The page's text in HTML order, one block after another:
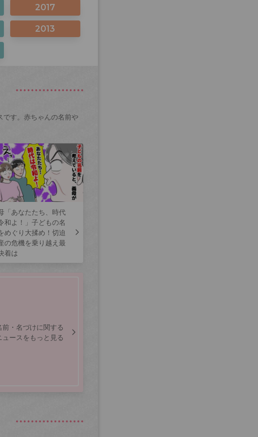
2017
2013
です。赤ちゃんの名前や
「あなたたち、時代
和よ！」子どもの名
めぐり大揉め！切迫
の危機を乗り越え最
着は
前・名づけに関する
ュースをもっと見る